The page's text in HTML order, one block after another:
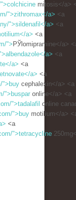
mitosis</a>
">zithromax</a> <a
">sildenafil</a> <a
a> <a
"> РЎlomipramine</a>
a> <a
a> <a
a> <a
">buy cephalexin</a> <a
">buspar online</a> <a
">tadalafil online
">buy motilium</a>
<a
">tetracycline